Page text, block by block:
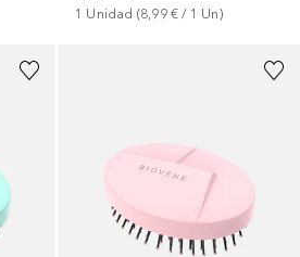
1 Unidad (8,99 € / 1 Un)